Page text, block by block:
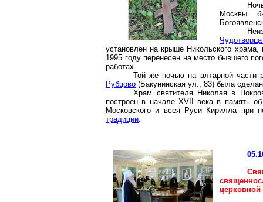
Москвы
установлен на крыше Никольского
1995 году перенесен на место бывшего
работах.
Той же ночью на алтарной части
Рубцово (Бакунинская ул., 83) была
Храм святителя Николая в
построен в начале XVII века в память
Московского и всея Руси Кирилла при
традиции.
церковной